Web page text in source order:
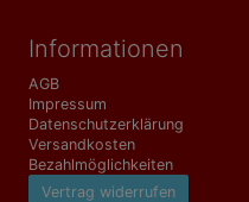
Informationen
AGB
Impressum
Datenschutzerklärung
Versandkosten
Bezahlmöglichkeiten
Vertrag widerrufen